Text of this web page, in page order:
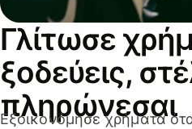
Γλίτωσε
ξοδεύεις,
πληρώνεσαι
Εξοικονόμησε χρήματα